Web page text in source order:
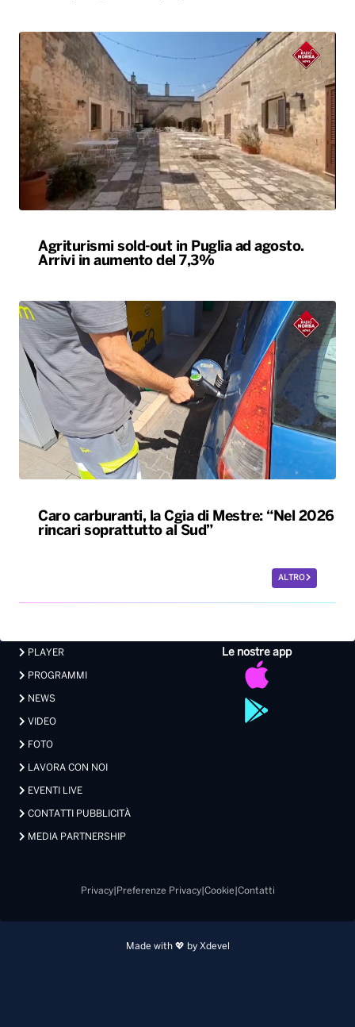
Agriturismi sold-out in Puglia ad agosto.
Arrivi in aumento del 7,3%
Caro carburanti, la Cgia di Mestre: “Nel 2026
rincari soprattutto al Sud”
ALTRO
Le nostre app
PLAYER
PROGRAMMI
NEWS
VIDEO
FOTO
LAVORA CON NOI
EVENTI LIVE
CONTATTI PUBBLICITÀ
MEDIA PARTNERSHIP
Privacy| Preferenze Privacy| Cookie Contatti
Made with 💖 by Xdevel